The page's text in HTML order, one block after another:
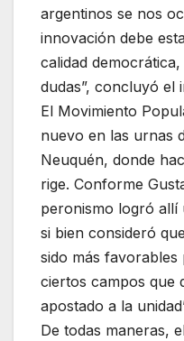
argentinos se nos
innovación debe
calidad
dudas”, concluyó el
El Movimiento
nuevo en las urnas
Neuquén, donde
rige. Conforme
peronismo logró allí
si bien consideró
sido más favorables
ciertos campos que
apostado a la
De todas maneras,